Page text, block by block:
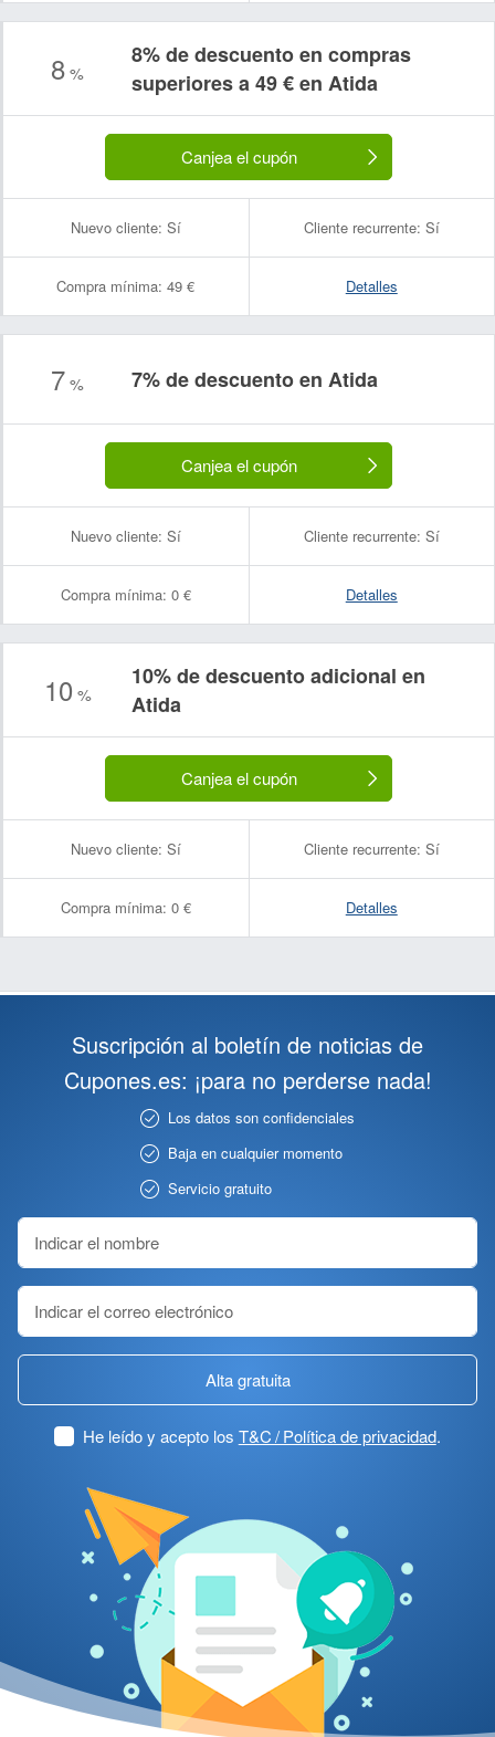
8%
8% de descuento en compras
superiores a 49 € en Atida
Canjea el cupón
Nuevo cliente: Sí Cliente recurrente: Sí
Compra mínima: 49 € Detalles
7% 7% de descuento en Atida
Canjea el cupón
Nuevo cliente: Sí Cliente recurrente: Sí
Compra mínima: 0 € Detalles
10 %
10% de descuento adicional en
Atida
Canjea el cupón
Nuevo cliente: Sí Cliente recurrente: Sí
Compra mínima: 0 € Detalles
Suscripción al boletín de noticias de
Cupones.es: ¡para no perderse nada!
Los datos son confidenciales
Baja en cualquier momento
Servicio gratuito
Alta gratuita
He leído y acepto los T&C / Política de privacidad.